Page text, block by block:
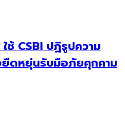
CSBI ปฏิรูปความ
ยืดหยุ่นรับมือภัยคุกคาม